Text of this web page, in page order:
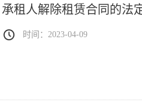
承租人解除租赁合同的法
时间：2023-04-09